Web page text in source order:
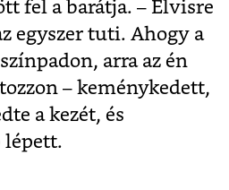
fel a barátja. – Elvisre
egyszer tuti. Ahogy a
arra az én
– keménykedett,
a kezét, és
lépett.